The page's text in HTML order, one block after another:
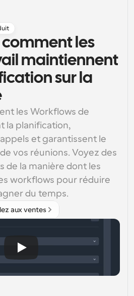
comment les
maintiennent
sur la
les Workflows de
la planification,
et garantissent le
vos réunions. Voyez des
de la manière dont les
workflows pour réduire
du temps.
aux ventes